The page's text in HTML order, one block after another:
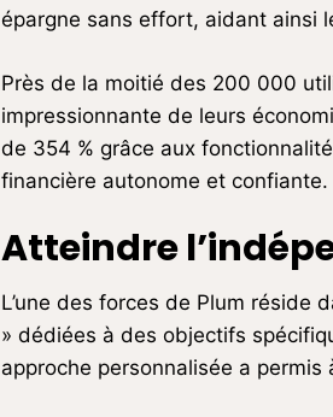
épargne sans effort, aidant ainsi
Près de la moitié des 200 000
impressionnante de leurs
de 354 % grâce aux
financière autonome et confiante.
Atteindre
L’une des forces de Plum réside
» dédiées à des objectifs
approche personnalisée a permis